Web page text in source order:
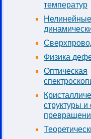
температур
Нелинейные
Физика
Оптическая
структуры